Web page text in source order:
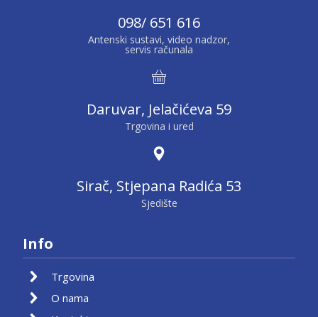
098/ 651 616
Antenski sustavi, video nadzor,
servis računala
Daruvar, Jelačićeva 59
Trgovina i ured
Sirač, Stjepana Radića 53
Sjedište
Info
Trgovina
O nama